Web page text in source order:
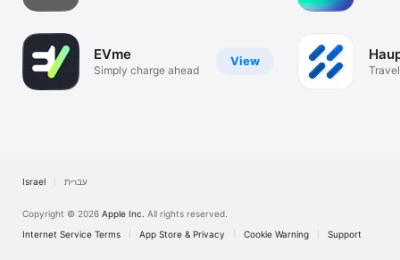
View
EVme
Simply charge ahead Travel
Israel עברית
Copyright © 2026 Apple Inc. All rights reserved.
Internet Service Terms
App Store & Privacy Cookie Warning Support